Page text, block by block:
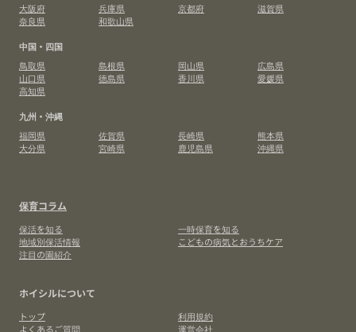
大阪府
兵庫県 京都府
滋賀県
奈良県
和歌山県
中国・四国
鳥取県
島根県 岡山県
広島県
山口県
徳島県 香川県
愛媛県
高知県
九州・沖縄
福岡県
佐賀県 長崎県
熊本県
大分県
宮崎県 鹿児島県 沖縄県
保育コラム
保活を知る
一時保育を知る
地域別保活情報
こどもの病気とおうちケア
注目の園紹介
ホイシルについて
トップ
利用規約
よくあるご質問
運営会社